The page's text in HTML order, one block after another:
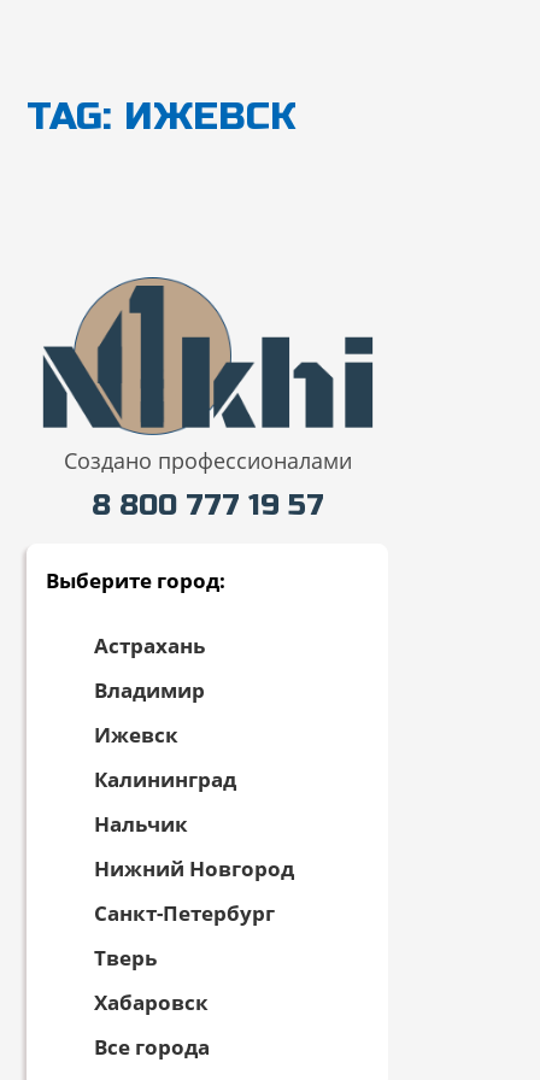
TAG: ИЖЕВСК
Создано профессионалами
8 800 777 19 57
Выберите город:
Астрахань
Владимир
Ижевск
Калининград
Нальчик
Нижний Новгород
Санкт-Петербург
Тверь
Хабаровск
Все города